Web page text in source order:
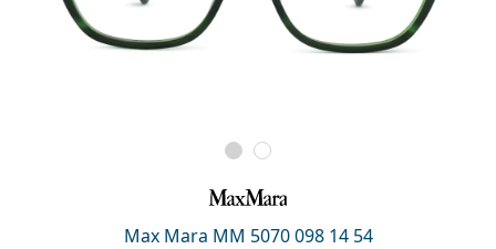
Max Mara MM 5070 098 14 54